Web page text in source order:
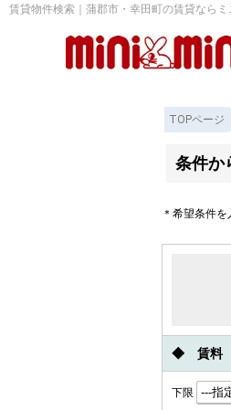
賃貸物件検索｜蒲郡市・幸田町の賃貸なら
TOPページ
条件か
＊希望条件
◆ 賃料
下限